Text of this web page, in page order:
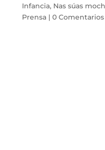
Infancia, Nas súas
Prensa| 0 Comentarios